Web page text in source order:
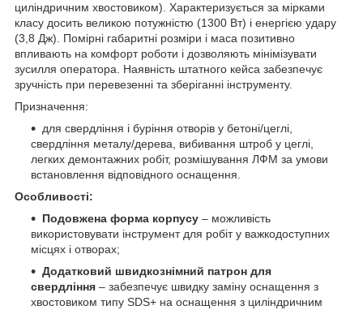
циліндричним хвостовиком). Характеризується за мірками
класу досить великою потужністю (1300 Вт) і енергією удару
(3,8 Дж). Помірні габаритні розміри і маса позитивно
впливають на комфорт роботи і дозволяють мінімізувати
зусилля оператора. Наявність штатного кейса забезпечує
зручність при перевезенні та зберіганні інструменту.
Призначення:
для свердління і буріння отворів у бетоні/цеглі,
свердління металу/дерева, вибивання штроб у цеглі,
легких демонтажних робіт, розмішування ЛФМ за умови
встановлення відповідного оснащення.
Особливості:
Подовжена форма корпусу – можливість
використовувати інструмент для робіт у важкодоступних
місцях і отворах;
Додатковий швидкознімний патрон для
свердління – забезпечує швидку заміну оснащення з
хвостовиком типу SDS+ на оснащення з циліндричним